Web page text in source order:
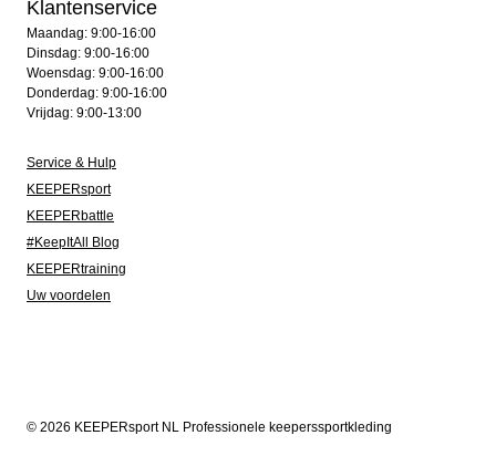
Klantenservice
Maandag: 9:00-16:00
Dinsdag: 9:00-16:00
Woensdag: 9:00-16:00
Donderdag: 9:00-16:00
Vrijdag: 9:00-13:00
Service & Hulp
KEEPERsport
KEEPERbattle
#KeepItAll Blog
KEEPERtraining
Uw voordelen
© 2026 KEEPERsport NL Professionele keeperssportkleding